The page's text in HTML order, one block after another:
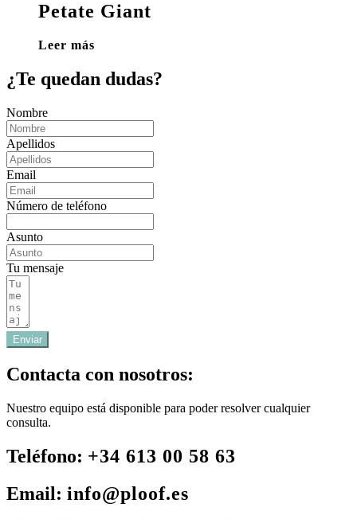
Petate Giant
Leer más
¿Te quedan dudas?
Nombre
Apellidos
Email
Número de teléfono
Asunto
Tu mensaje
Enviar
Contacta con nosotros:
Nuestro equipo está disponible para poder resolver cualquier
consulta.
Teléfono: +34 613 00 58 63
Email: info@ploof.es